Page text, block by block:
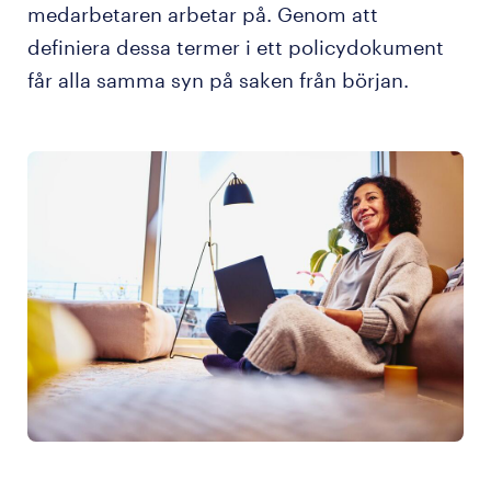
medarbetaren arbetar på. Genom att
definiera dessa termer i ett policydokument
får alla samma syn på saken från början.